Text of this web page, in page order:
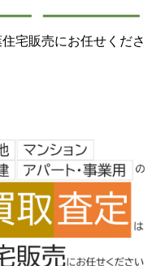
宅販売にお任せくださ